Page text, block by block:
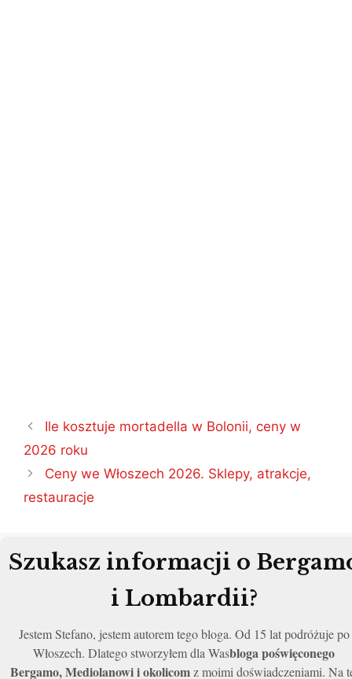
Nawigacja
wpisu
Ile kosztuje mortadella w Bolonii, ceny w
2026 roku
Ceny we Włoszech 2026. Sklepy, atrakcje,
restauracje
Szukasz informacji o
i Lombardii?
Jestem Stefano, jestem autorem tego bloga. Od 15 lat podróżuje po
Włoszech. Dlatego stworzyłem dla Wasbloga poświęconego
Bergamo, Mediolanowi i okolicomz moimi doświadczeniami. Na